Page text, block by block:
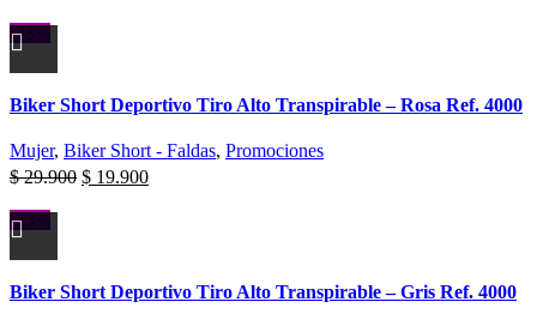
-33%
Biker Short Deportivo Tiro Alto Transpirable – Rosa Ref. 4000
Mujer, Biker Short - Faldas, Promociones
$29.900 $ 19.900
-33%
Biker Short Deportivo Tiro Alto Transpirable – Gris Ref. 4000